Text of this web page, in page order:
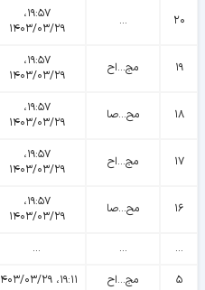
۲۰ ...
۱۹:۵۷،
۱۴۰۳/۰۳/۲۹
۱۹ مج...اح
۱۹:۵۷،
۱۴۰۳/۰۳/۲۹
۱۸ مح...صا
۱۹:۵۷،
۱۴۰۳/۰۳/۲۹
۱۷ مج...اح
۱۹:۵۷،
۱۴۰۳/۰۳/۲۹
۱۶ مح...صا
۱۹:۵۷،
۱۴۰۳/۰۳/۲۹
...
...
...
۵
مج...اح ۱۹:۱۱، ۱۴۰۳/۰۳/۲۹